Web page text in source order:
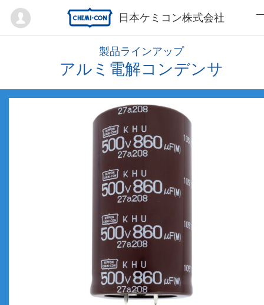
日本ケミコン株式会社
Mypage
製品ラインアップ
アルミ電解コンデンサ